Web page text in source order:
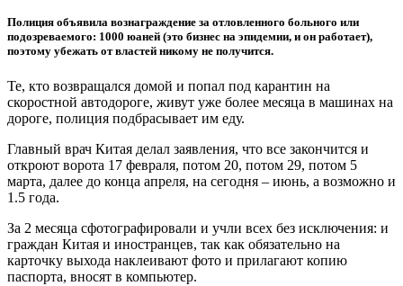
Полиция объявила вознаграждение за отловленного больного или
подозреваемого: 1000 юаней (это бизнес на эпидемии, и он работает),
поэтому убежать от властей никому не получится.
Те, кто возвращался домой и попал под карантин на
скоростной автодороге, живут уже более месяца в машинах на
дороге, полиция подбрасывает им еду.
Главный врач Китая делал заявления, что все закончится и
откроют ворота 17 февраля, потом 20, потом 29, потом 5
марта, далее до конца апреля, на сегодня – июнь, а возможно и
1.5 года.
За 2 месяца сфотографировали и учли всех без исключения: и
граждан Китая и иностранцев, так как обязательно на
карточку выхода наклеивают фото и прилагают копию
паспорта, вносят в компьютер.